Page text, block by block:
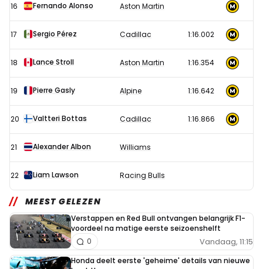
16 Fernando Alonso Aston Martin
17 Sergio Pérez Cadillac 1:16.002
18 Lance Stroll Aston Martin 1:16.354
19 Pierre Gasly Alpine 1:16.642
20 Valtteri Bottas Cadillac 1:16.866
21 Alexander Albon Williams
22 Liam Lawson Racing Bulls
MEEST GELEZEN
Verstappen en Red Bull ontvangen belangrijk F1-
voordeel na matige eerste seizoenshelft
Vandaag, 11:15
0
Honda deelt eerste 'geheime' details van nieuwe